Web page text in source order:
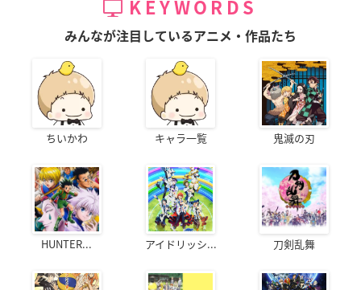
KEYWORDS
みんなが注目しているアニメ・作品たち
ちいかわ キャラ一覧 鬼滅の刃
HUNTER... アイドリッシ... 刀剣乱舞